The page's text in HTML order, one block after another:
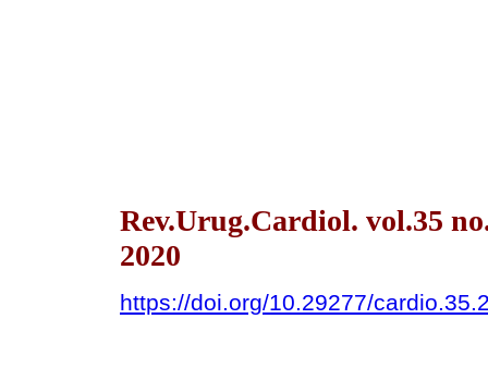
Rev.Urug.Cardiol. vol.35
2020
https://doi.org/10.29277/